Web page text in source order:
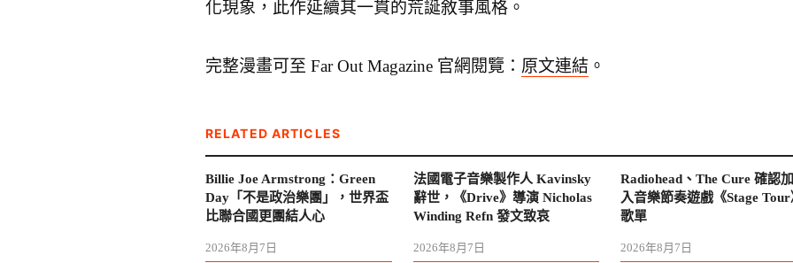
化現象，此作延續其一貫的荒誕敘事風格。
完整漫畫可至 Far Out Magazine 官網閱覽： 原文連結 。
RELATED ARTICLES
Billie Joe Armstrong：Green
Day「不是政治樂團」，世界盃
比聯合國更團結人心
2026年8月7日
法國電子音樂製作人 Kavinsky
辭世，《Drive》導演 Nicholas
Winding Refn 發文致哀
2026年8月7日
Radiohead、The Cure 確認
入音樂節奏遊戲《Stage
歌單
2026年8月7日